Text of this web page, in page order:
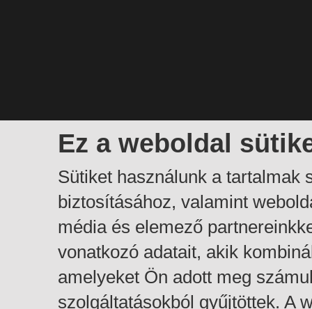
Ez a weboldal
Sütiket használunk a tartalmak
biztosításához, valamint
média és elemező
vonatkozó adatait, akik
amelyeket Ön adott meg
szolgáltatásokból gyűjtöttek. A